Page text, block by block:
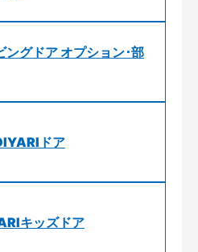
グドア オプション･部
ドア
キッズドア